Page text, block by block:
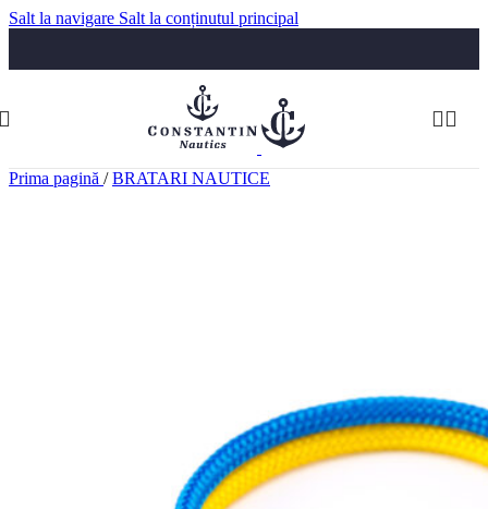
Salt la navigare Salt la conținutul principal
Luni-Vineri: 09:30-17:30
comenzi@constantinnautics.ro
Prima pagină / BRATARI NAUTICE